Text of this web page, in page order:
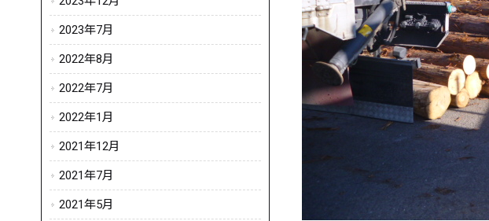
2023年7月
2022年8月
2022年7月
2022年1月
2021年12月
2021年7月
2021年5月